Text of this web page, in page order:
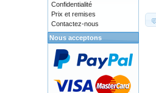
Confidentialité
Prix et remises
Contactez-nous
Nous acceptons